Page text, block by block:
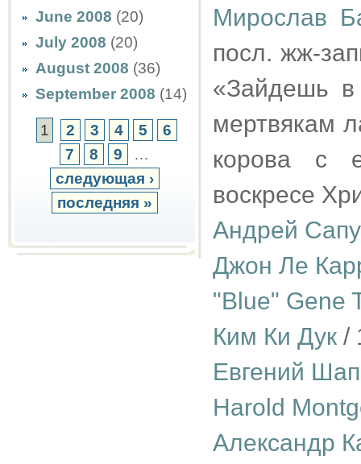
June 2008 (20)
July 2008 (20)
August 2008 (36)
September 2008 (14)
1 2 3 4 5
6
7
8 9
…
следующая ›
последняя »
Мирослав
посл. жж-
«Зайдешь
мертвякам
корова с
воскресе
Андрей
Джон Ле
"Blue" Gene
Ким Ки Дук /
Евгений
Harold
Александр